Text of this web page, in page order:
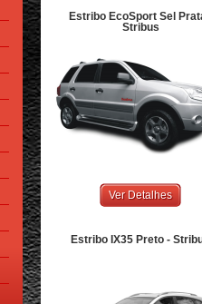
Estribo EcoSport Sel
Stribus
Ver Detalhes
Estribo IX35 Preto -